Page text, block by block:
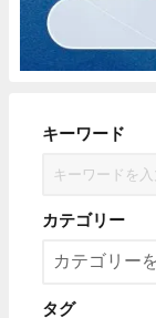
キーワード
カテゴリー
タグ